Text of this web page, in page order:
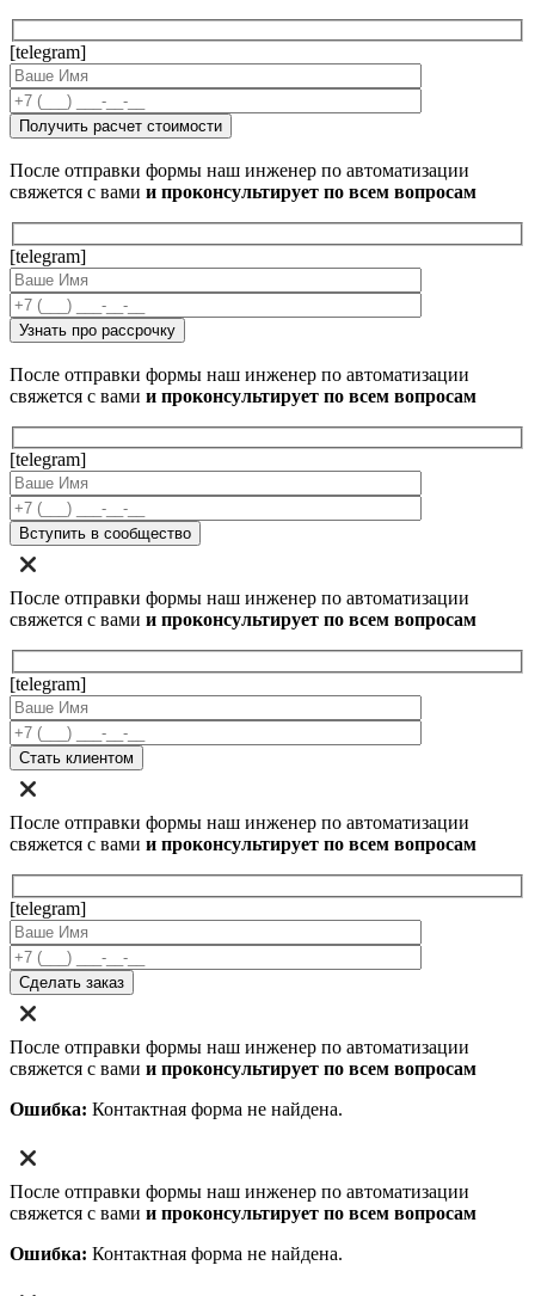
[telegram]
После отправки формы наш инженер по автоматизации
свяжется с вами и проконсультирует по всем вопросам
[telegram]
После отправки формы наш инженер по автоматизации
свяжется с вами и проконсультирует по всем вопросам
[telegram]
После отправки формы наш инженер по автоматизации
свяжется с вами и проконсультирует по всем вопросам
[telegram]
После отправки формы наш инженер по автоматизации
свяжется с вами и проконсультирует по всем вопросам
[telegram]
После отправки формы наш инженер по автоматизации
свяжется с вами и проконсультирует по всем вопросам
Ошибка: Контактная форма не найдена.
После отправки формы наш инженер по автоматизации
свяжется с вами и проконсультирует по всем вопросам
Ошибка: Контактная форма не найдена.